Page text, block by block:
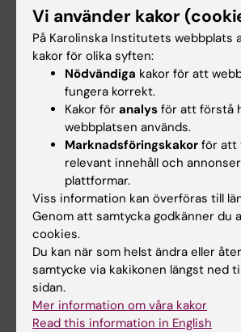
Utbildning
Forskarutbildning
Forskning
På gång
Kalender
Student
Ladok
Canvas
Schema
Vi använder kakor
På Karolinska Institutets webbplats
kakor för olika syften:
Nödvändiga kakor för att
fungera korrekt.
Kakor för analys för att förstå
webbplatsen används.
Marknadsföringskakor för att
relevant innehåll och
plattformar.
Viss information kan överföras till
Genom att samtycka godkänner du
cookies.
Du kan när som helst ändra eller
samtycke via kakikonen längst ned
sidan.
Mer information om våra kakor
Read this information in English